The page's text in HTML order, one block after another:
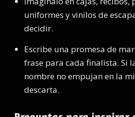
uniformes y vinilos de
decidir.
Escribe una promesa de
frase para cada finalista. Si
nombre no empujan en la
descarta.